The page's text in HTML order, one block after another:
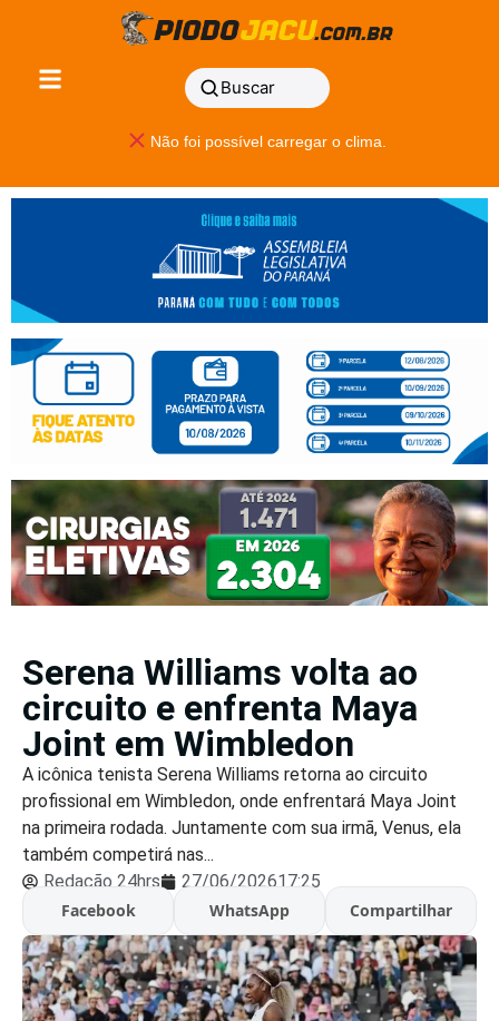
Buscar
Não foi possível carregar o clima.
Serena Williams volta ao
circuito e enfrenta Maya
Joint em Wimbledon
A icônica tenista Serena Williams retorna ao circuito
profissional em Wimbledon, onde enfrentará Maya Joint
na primeira rodada. Juntamente com sua irmã, Venus, ela
também competirá nas...
Redação 24hrs
27/06/202617:25
Facebook
WhatsApp Compartilhar